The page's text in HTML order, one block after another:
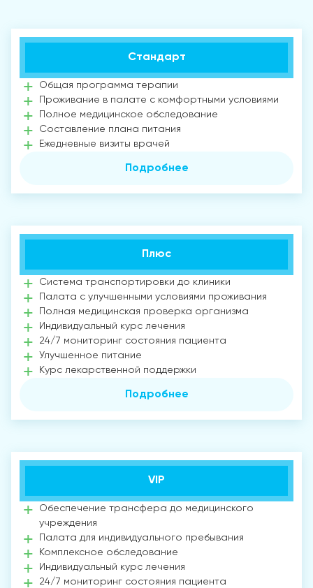
Стандарт
Общая программа терапии
Проживание в палате с комфортными условиями
Полное медицинское обследование
Составление плана питания
Ежедневные визиты врачей
Подробнее
Плюс
Система транспортировки до клиники
Палата с улучшенными условиями проживания
Полная медицинская проверка организма
Индивидуальный курс лечения
24/7 мониторинг состояния пациента
Улучшенное питание
Курс лекарственной поддержки
Подробнее
VIP
Обеспечение трансфера до медицинского
учреждения
Палата для индивидуального пребывания
Комплексное обследование
Индивидуальный курс лечения
24/7 мониторинг состояния пациента